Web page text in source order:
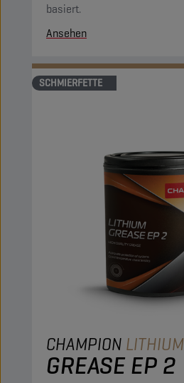
basiert.
Ansehen
SCHMIERFETTE
CHAMPION LITHIUM
GREASE EP 2